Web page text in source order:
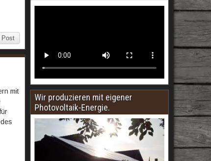
Post
mit
Wir produzieren mit eigener
Photovoltaik-Energie.